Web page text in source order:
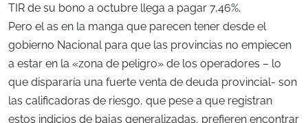
TIR de su bono a octubre llega a pagar 7,46%.
Pero el as en la manga que parecen tener desde el
gobierno Nacional para que las provincias no empiecen
a estar en la «zona de peligro» de los operadores – lo
que dispararía una fuerte venta de deuda provincial- son
las calificadoras de riesgo, que pese a que registran
estos indicios de bajas generalizadas, prefieren encontrar